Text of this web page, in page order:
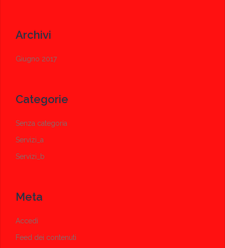
Archivi
Giugno 2017
Categorie
Senza categoria
Servizi_a
Servizi_b
Meta
Accedi
Feed dei contenuti